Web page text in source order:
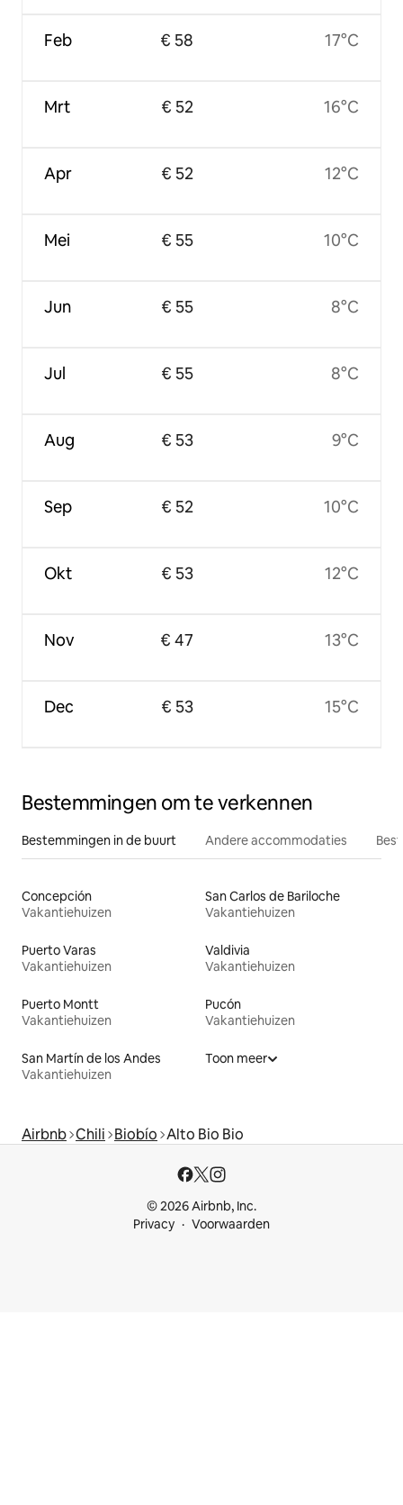
Feb
Mrt
Apr
Mei
Jun
Jul
Aug
Sep
Okt
Nov
Dec
€ 58
€ 52
€ 52
€ 55
€ 55
€ 55
€ 53
€ 52
€ 53
€ 47
€ 53
17°C
16°C
12°C
10°C
8°C
8°C
9°C
10°C
12°C
13°C
15°C
Bestemmingen om te verkennen
Bestemmingen in de buurt Andere accommodaties
Concepción
Vakantiehuizen
San Carlos de Bariloche
Vakantiehuizen
Puerto Varas
Vakantiehuizen
Valdivia
Vakantiehuizen
Puerto Montt
Vakantiehuizen
Pucón
Vakantiehuizen
San Martín de los Andes
Vakantiehuizen
Toon meer
Airbnb Chili Biobío Alto Bio Bio
© 2026 Airbnb, Inc.
Privacy
Voorwaarden